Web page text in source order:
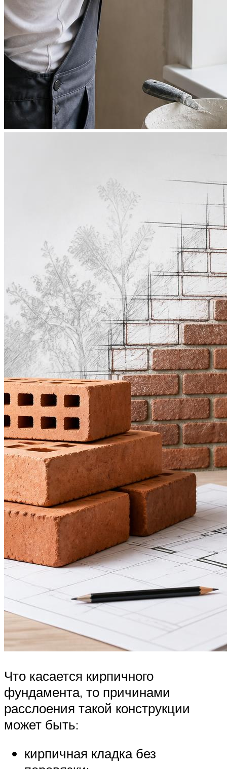
Что касается кирпичного
фундамента, то причинами
расслоения такой конструкции
может быть:
кирпичная кладка без